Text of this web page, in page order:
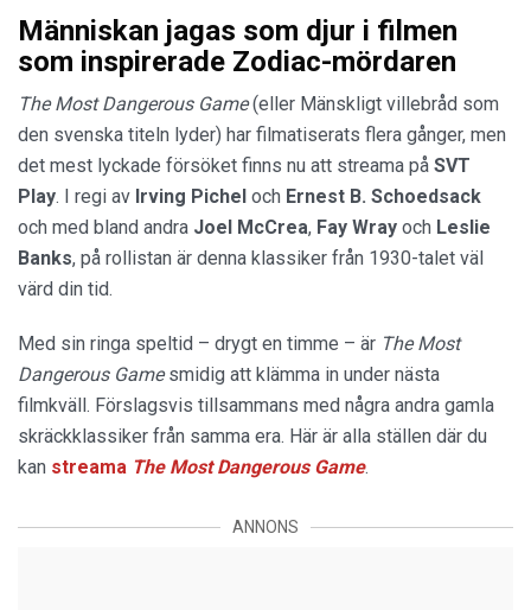
Människan jagas som djur i filmen
som inspirerade Zodiac-mördaren
The Most Dangerous Game(eller Mänskligt villebråd som
den svenska titeln lyder) har filmatiserats flera gånger, men
det mest lyckade försöket finns nu att streama på SVT
Play. I regi av Irving Pichel och Ernest B. Schoedsack
och med bland andra Joel McCrea, Fay Wray och Leslie
Banks, på rollistan är denna klassiker från 1930-talet väl
värd din tid.
Med sin ringa speltid – drygt en timme – är The Most
Dangerous Gamesmidig att klämma in under nästa
filmkväll. Förslagsvis tillsammans med några andra gamla
skräckklassiker från samma era. Här är alla ställen där du
kan streama The Most Dangerous Game.
ANNONS